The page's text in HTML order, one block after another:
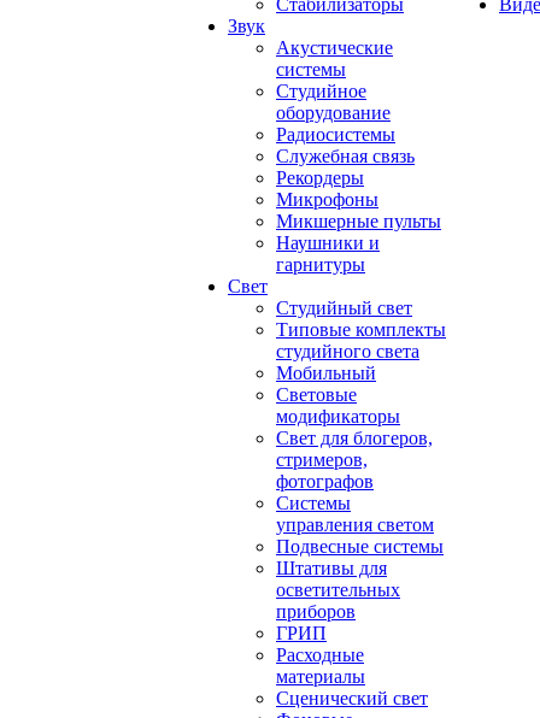
Стабилизаторы
Звук
Акустические
системы
Студийное
оборудование
Радиосистемы
Служебная связь
Рекордеры
Микрофоны
Микшерные пульты
Наушники и
гарнитуры
Свет
Студийный свет
Типовые комплекты
студийного света
Мобильный
Световые
модификаторы
Свет для блогеров,
стримеров,
фотографов
Системы
управления светом
Подвесные системы
Штативы для
осветительных
приборов
ГРИП
Расходные
материалы
Сценический свет